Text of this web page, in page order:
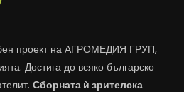
проект на АГРОМЕДИЯ ГРУП,
Достига до всяко българско
Сборната ѝ зрителска